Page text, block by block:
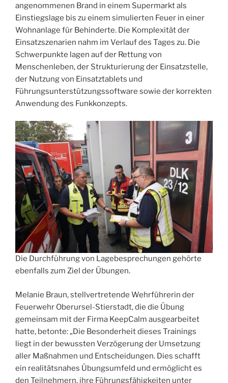
angenommenen Brand in einem Supermarkt als
Einstiegslage bis zu einem simulierten Feuer in einer
Wohnanlage für Behinderte. Die Komplexität der
Einsatzszenarien nahm im Verlauf des Tages zu. Die
Schwerpunkte lagen auf der Rettung von
Menschenleben, der Strukturierung der Einsatzstelle,
der Nutzung von Einsatztablets und
Führungsunterstützungssoftware sowie der korrekten
Anwendung des Funkkonzepts.
Die Durchführung von Lagebesprechungen gehörte
ebenfalls zum Ziel der Übungen.
Melanie Braun, stellvertretende Wehrführerin der
Feuerwehr Oberursel-Stierstadt, die die Übung
gemeinsam mit der Firma KeepCalm ausgearbeitet
hatte, betonte: „Die Besonderheit dieses Trainings
liegt in der bewussten Verzögerung der Umsetzung
aller Maßnahmen und Entscheidungen. Dies schafft
ein realitätsnahes Übungsumfeld und ermöglicht es
den Teilnehmern, ihre Führungsfähigkeiten unter